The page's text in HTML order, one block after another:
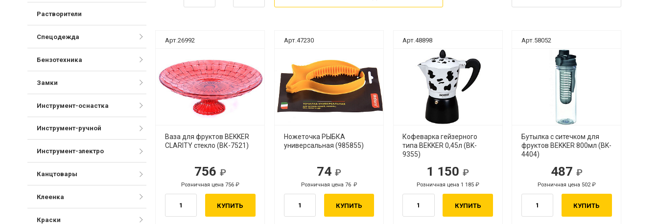
Арт.26992
Ваза для фруктов BEKKER
CLARITY стекло (ВК-7521)
756
Розничная цена 756
КУПИТЬ
Арт.47230
Ножеточка РЫБКА
универсальная (985855)
74
Розничная цена 76
руб.
КУПИТЬ
Арт.48898
Кофеварка гейзерного
типа BEKKER 0,45л (BK-
9355)
1 150
руб.
Розничная цена 1 185
руб.
КУПИТЬ
Арт.58052
Бутылка с ситечком для
фруктов BEKKER 800мл (BK-
4404)
487
руб.
Розничная цена 502
руб.
КУПИТЬ
Растворители
Спецодежда
Бензотехника
Замки
Инструмент-оснастка
Инструмент-ручной
Инструмент-электро
Канцтовары
Клеенка
Краски